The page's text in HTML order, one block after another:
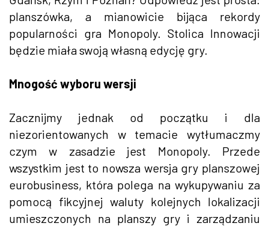
planszówka, a mianowicie bijąca rekordy
popularności gra Monopoly. Stolica Innowacji
będzie miała swoją własną edycję gry.
Mnogość wyboru wersji
Zacznijmy jednak od początku i dla
niezorientowanych w temacie wytłumaczmy
czym w zasadzie jest Monopoly. Przede
wszystkim jest to nowsza wersja gry planszowej
eurobusiness, która polega na wykupywaniu za
pomocą fikcyjnej waluty kolejnych lokalizacji
umieszczonych na planszy gry i zarządzaniu